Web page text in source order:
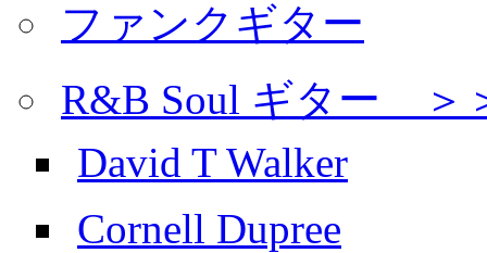
ファンクギター
R&B Soul ギター ＞
David T Walker
Cornell Dupree